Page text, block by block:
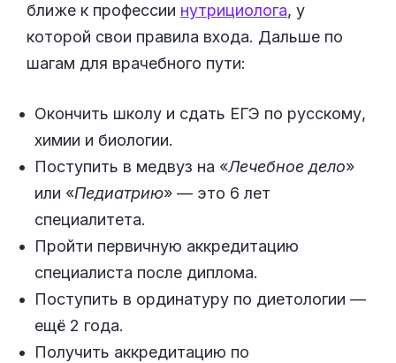
ближе к профессии нутрициолога, у
которой свои правила входа. Дальше по
шагам для врачебного пути:
Окончить школу и сдать ЕГЭ по русскому,
химии и биологии.
Поступить в медвуз на «Лечебное дело»
или «Педиатрию» — это 6 лет
специалитета.
Пройти первичную аккредитацию
специалиста после диплома.
Поступить в ординатуру по диетологии —
ещё 2 года.
Получить аккредитацию по